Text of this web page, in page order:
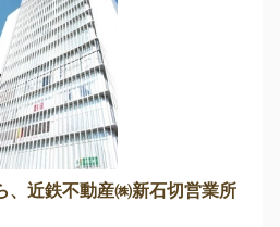
、近鉄不動産㈱新石切営業所